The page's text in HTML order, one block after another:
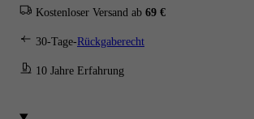
Kostenloser Versand ab 69 €
30-Tage-Rückgaberecht
10 Jahre Erfahrung